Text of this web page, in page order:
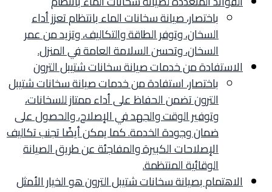
باختصار، صيانة سخانات الماء بانتظام تعزز أداء
السخان، وتوفر الطاقة والتكاليف، وتزيد من عمر
السخان، وتحسن السلامة العامة في المنزل.
الاستفادة من خدمات صيانة سخانات شتيبل الترون
باختصار، استفادة من خدمات صيانة سخانات شتيبل
الترون تضمن الحفاظ على أداء ممتاز للسخانات،
وتوفير الوقت والجهد في الإصلاح، والحصول على
ضمان وجودة الخدمة. كما يمكن أيضًا تجنب تكاليف
الإصلاحات الكبيرة والمفاجئة عن طريق الصيانة
الوقائية المنتظمة.
الاهتمام بصيانة سخانات شتيبل الترون هو الخيار الأمثل